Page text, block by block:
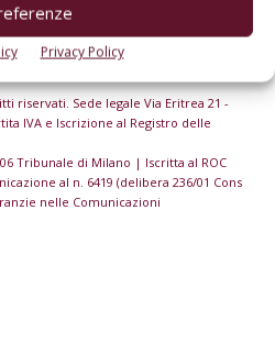
Privacy Policy
riservati. Sede legale Via Eritrea 21 -
IVA e Iscrizione al Registro delle
Tribunale di Milano | Iscritta al ROC
al n. 6419 (delibera 236/01 Cons
nelle Comunicazioni